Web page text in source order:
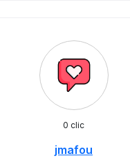
0 clic
jmafou